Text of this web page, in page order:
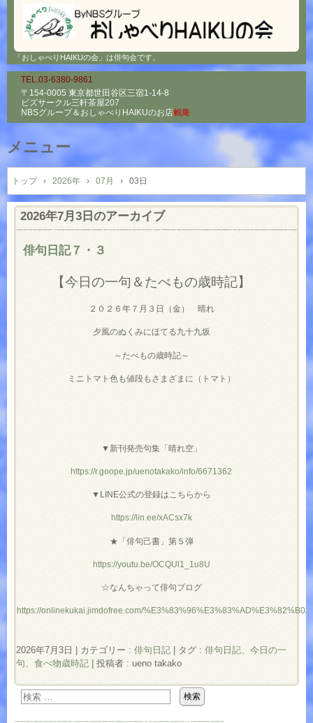
「おしゃべりHAIKUの会」は俳句会です。
TEL.03-6380-9861
〒154-0005 東京都世田谷区三宿1-14-8
ビズサークル三軒茶屋207
NBSグループ＆ おしゃべりHAIKUのお店鶫庵
メニュー
コ
ン
テ
ン
トップ › 2026年 › 07月 › 03日
2026年7月3日 のアーカイブ
俳句日記７・３
【今日の一句＆たべもの歳時記】
２０２６年７月３日（金） 晴れ
夕風のぬくみにほてる九十九坂
～たべもの歳時記～
ミニトマト色も値段もさまざまに（トマト）
▼新刊発売句集「晴れ空」
https://r.goope.jp/uenotakako/info/6671362
▼LINE公式の登録はこちらから
https://lin.ee/xACsx7k
★「俳句己書」第５弾
https://youtu.be/OCQUl1_1u8U
☆なんちゃって俳句ブログ
https://onlinekukai.jimdofree.com/%E3%83%96%E3%83%AD%E3%82%B0/
2026年7月3日 カテゴリー : 俳句日記 タグ : 俳句日記、今日の一
句、食べ物歳時記
投稿者 : ueno takako